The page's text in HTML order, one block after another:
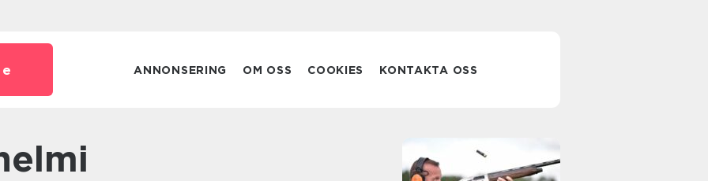
ANNONSERING OM OSS COOKIES KONTAKTA OSS